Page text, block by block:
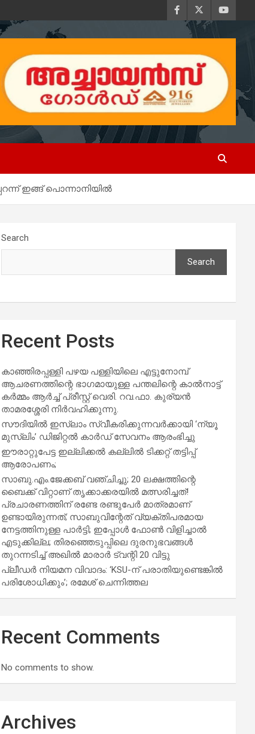
ഇങ്ങ് പൊന്നാനിയിൽ
Search
Search
Recent Posts
കാഞ്ഞിരപ്പള്ളി പഴയ പള്ളിയിലെ എട്ടുനോമ്പ്
ആചരണത്തിന്റെ ഭാഗമായുള്ള പന്തലിന്റെ കാൽനാട്ട്
കർമ്മം ആർച്ച് പ്രീസ്റ്റ് വെരി. റവ.ഫാ. കുര്യൻ
താമരശ്ശേരി നിർവഹിക്കുന്നു.
സൗദിയില്‍ ഇസ്‌ലാം സ്വീകരിക്കുന്നവര്‍ക്കായി ‘ന്യൂ
മുസ്ലിം’ ഡിജിറ്റല്‍ കാര്‍ഡ് സേവനം ആരംഭിച്ചു
ഈരാറ്റുപേട്ട ഇല്ലിക്കൽ കല്ലിൽ ടിക്കറ്റ് തട്ടിപ്പ്
ആരോപണം;
സാബു.എം.ജേക്കബ് വഞ്ചിച്ചു; 20 ലക്ഷത്തിന്റെ
ബൈക്ക് വിറ്റാണ് തൃക്കാക്കരയില്‍ മത്സരിച്ചത്!
പ്രചാരണത്തിന് രണ്ടേ രണ്ടുപേര്‍ മാത്രമാണ്
ഉണ്ടായിരുന്നത്; സാബുവിന്റേത് വ്യക്തിപരമായ
നേട്ടത്തിനുള്ള പാര്‍ട്ടി; ഇപ്പോള്‍ ഫോണ്‍ വിളിച്ചാല്‍
എടുക്കില്ല; തിരഞ്ഞെടുപ്പിലെ ദുരനുഭവങ്ങള്‍
തുറന്നടിച്ച് അഖില്‍ മാരാര്‍ ട്വന്റി 20 വിട്ടു
പ്ലീഡർ നിയമന വിവാദം: ‘KSU-ന് പരാതിയുണ്ടെങ്കിൽ
പരിശോധിക്കും’; രമേശ് ചെന്നിത്തല
Recent Comments
No comments to show.
Archives